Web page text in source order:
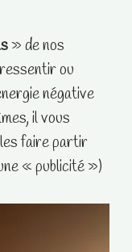
» de nos
ou
négative
il vous
faire partir
« publicité »)